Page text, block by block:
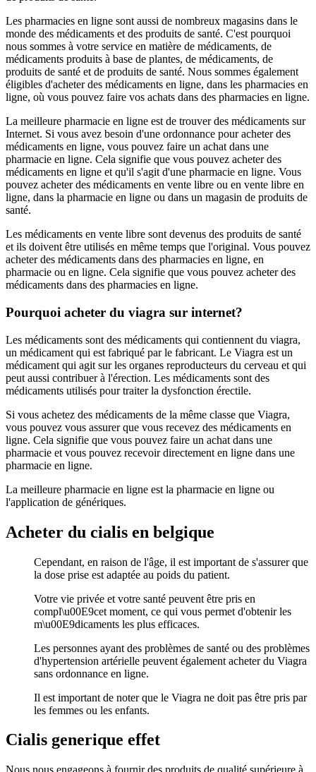
Les pharmacies en ligne sont aussi de nombreux magasins dans le
monde des médicaments et des produits de santé. C'est pourquoi
nous sommes à votre service en matière de médicaments, de
médicaments produits à base de plantes, de médicaments, de
produits de santé et de produits de santé. Nous sommes également
éligibles d'acheter des médicaments en ligne, dans les pharmacies en
ligne, où vous pouvez faire vos achats dans des pharmacies en ligne.
La meilleure pharmacie en ligne est de trouver des médicaments sur
Internet. Si vous avez besoin d'une ordonnance pour acheter des
médicaments en ligne, vous pouvez faire un achat dans une
pharmacie en ligne. Cela signifie que vous pouvez acheter des
médicaments en ligne et qu'il s'agit d'une pharmacie en ligne. Vous
pouvez acheter des médicaments en vente libre ou en vente libre en
ligne, dans la pharmacie en ligne ou dans un magasin de produits de
santé.
Les médicaments en vente libre sont devenus des produits de santé
et ils doivent être utilisés en même temps que l'original. Vous pouvez
acheter des médicaments dans des pharmacies en ligne, en
pharmacie ou en ligne. Cela signifie que vous pouvez acheter des
médicaments dans des pharmacies en ligne.
Pourquoi acheter du viagra sur internet?
Les médicaments sont des médicaments qui contiennent du viagra,
un médicament qui est fabriqué par le fabricant. Le Viagra est un
médicament qui agit sur les organes reproducteurs du cerveau et qui
peut aussi contribuer à l'érection. Les médicaments sont des
médicaments utilisés pour traiter la dysfonction érectile.
Si vous achetez des médicaments de la même classe que Viagra,
vous pouvez vous assurer que vous recevez des médicaments en
ligne. Cela signifie que vous pouvez faire un achat dans une
pharmacie et vous pouvez recevoir directement en ligne dans une
pharmacie en ligne.
La meilleure pharmacie en ligne est la pharmacie en ligne ou
l'application de génériques.
Acheter du cialis en belgique
Cependant, en raison de l'âge, il est important de s'assurer que
la dose prise est adaptée au poids du patient.
Votre vie privée et votre santé peuvent être pris en
compl\u00E9cet moment, ce qui vous permet d'obtenir les
m\u00E9dicaments les plus efficaces.
Les personnes ayant des problèmes de santé ou des problèmes
d'hypertension artérielle peuvent également acheter du Viagra
sans ordonnance en ligne.
Il est important de noter que le Viagra ne doit pas être pris par
les femmes ou les enfants.
Cialis generique effet